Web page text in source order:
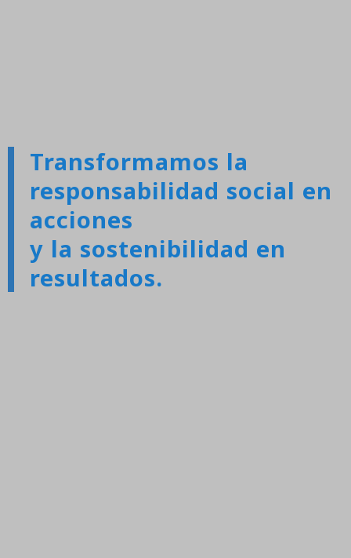
Transformamos la
responsabilidad social en
acciones
y la sostenibilidad en
resultados.